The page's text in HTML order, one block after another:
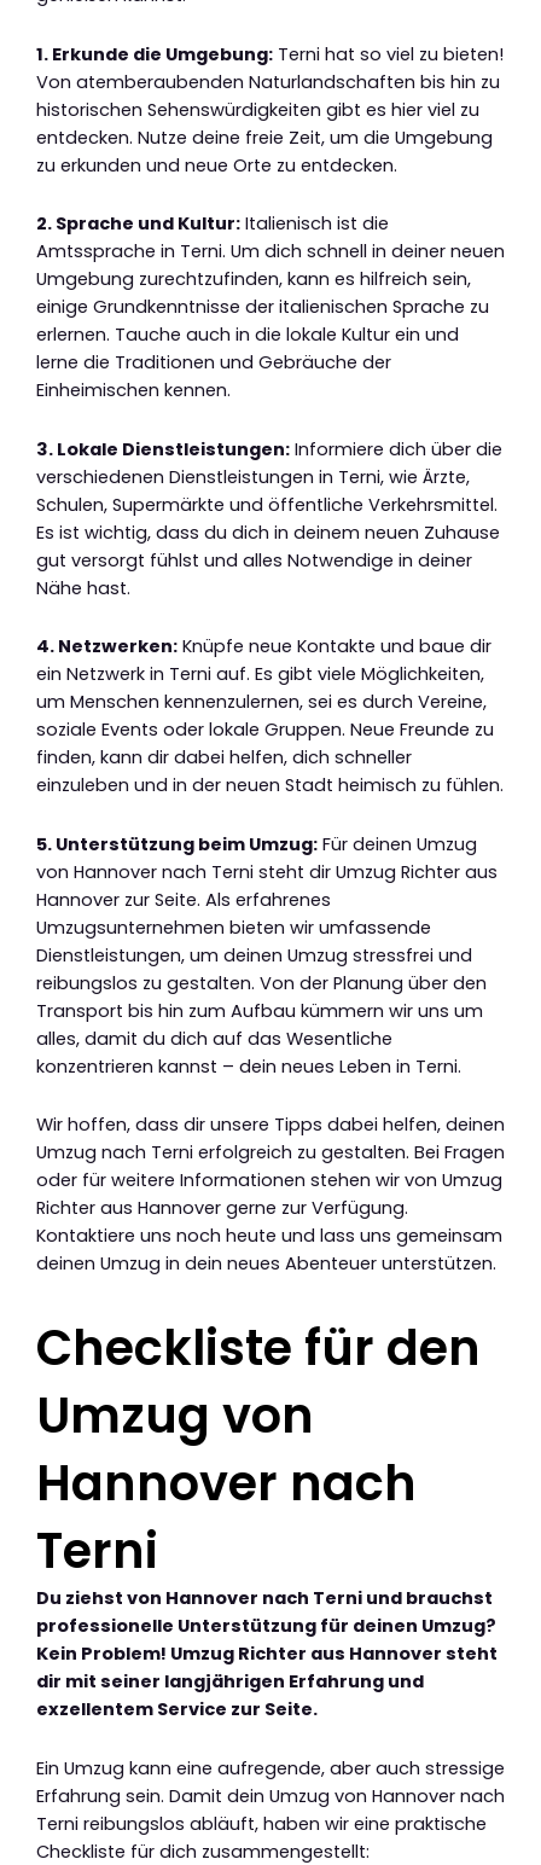
1. Erkunde die Umgebung: Terni hat so viel zu bieten!
Von atemberaubenden Naturlandschaften bis hin zu
historischen Sehenswürdigkeiten gibt es hier viel zu
entdecken. Nutze deine freie Zeit, um die Umgebung
zu erkunden und neue Orte zu entdecken.
2. Sprache und Kultur: Italienisch ist die
Amtssprache in Terni. Um dich schnell in deiner neuen
Umgebung zurechtzufinden, kann es hilfreich sein,
einige Grundkenntnisse der italienischen Sprache zu
erlernen. Tauche auch in die lokale Kultur ein und
lerne die Traditionen und Gebräuche der
Einheimischen kennen.
3. Lokale Dienstleistungen: Informiere dich über die
verschiedenen Dienstleistungen in Terni, wie Ärzte,
Schulen, Supermärkte und öffentliche Verkehrsmittel.
Es ist wichtig, dass du dich in deinem neuen Zuhause
gut versorgt fühlst und alles Notwendige in deiner
Nähe hast.
4. Netzwerken: Knüpfe neue Kontakte und baue dir
ein Netzwerk in Terni auf. Es gibt viele Möglichkeiten,
um Menschen kennenzulernen, sei es durch Vereine,
soziale Events oder lokale Gruppen. Neue Freunde zu
finden, kann dir dabei helfen, dich schneller
einzuleben und in der neuen Stadt heimisch zu fühlen.
5. Unterstützung beim Umzug: Für deinen Umzug
von Hannover nach Terni steht dir Umzug Richter aus
Hannover zur Seite. Als erfahrenes
Umzugsunternehmen bieten wir umfassende
Dienstleistungen, um deinen Umzug stressfrei und
reibungslos zu gestalten. Von der Planung über den
Transport bis hin zum Aufbau kümmern wir uns um
alles, damit du dich auf das Wesentliche
konzentrieren kannst – dein neues Leben in Terni.
Wir hoffen, dass dir unsere Tipps dabei helfen, deinen
Umzug nach Terni erfolgreich zu gestalten. Bei Fragen
oder für weitere Informationen stehen wir von Umzug
Richter aus Hannover gerne zur Verfügung.
Kontaktiere uns noch heute und lass uns gemeinsam
deinen Umzug in dein neues Abenteuer unterstützen.
Checkliste für den
Umzug von
Hannover nach
Terni
Du ziehst von Hannover nach Terni und brauchst
professionelle Unterstützung für deinen Umzug?
Kein Problem! Umzug Richter aus Hannover steht
dir mit seiner langjährigen Erfahrung und
exzellentem Service zur Seite.
Ein Umzug kann eine aufregende, aber auch stressige
Erfahrung sein. Damit dein Umzug von Hannover nach
Terni reibungslos abläuft, haben wir eine praktische
Checkliste für dich zusammengestellt: